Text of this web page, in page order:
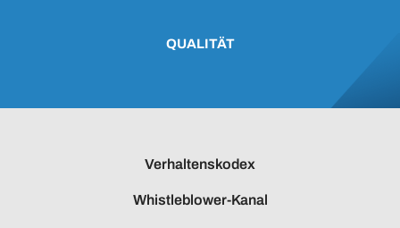
QUALITÄT
Verhaltenskodex
Whistleblower-Kanal